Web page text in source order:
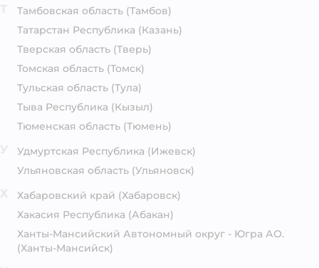
Тамбовская область (Тамбов)
Татарстан Республика (Казань)
Тверская область (Тверь)
Томская область (Томск)
Тульская область (Тула)
Тыва Республика (Кызыл)
Тюменская область (Тюмень)
Удмуртская Республика (Ижевск)
Ульяновская область (Ульяновск)
Хабаровский край (Хабаровск)
Хакасия Республика (Абакан)
Ханты-Мансийский Автономный округ - Югра АО.
(Ханты-Мансийск)